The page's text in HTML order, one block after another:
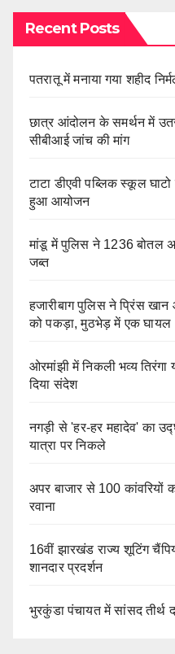
Recent Posts
पतरातू में मनाया गया शहीद
छात्र आंदोलन के समर्थन में
सीबीआई जांच की मांग
टाटा डीएवी पब्लिक स्कूल
हुआ आयोजन
मांडू में पुलिस ने 1236 बोतल
जब्त
हजारीबाग पुलिस ने प्रिंस
को पकड़ा, मुठभेड़ में एक घायल
ओरमांझी में निकली भव्य तिरंगा
दिया संदेश
नगड़ी से 'हर-हर महादेव' का
यात्रा पर निकले
अपर बाजार से 100 कांवरियों
रवाना
16वीं झारखंड राज्य शूटिंग
शानदार प्रदर्शन
भुरकुंडा पंचायत में सांसद तीर्थ